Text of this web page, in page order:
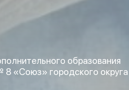
образования
8 «Союз» городского округа